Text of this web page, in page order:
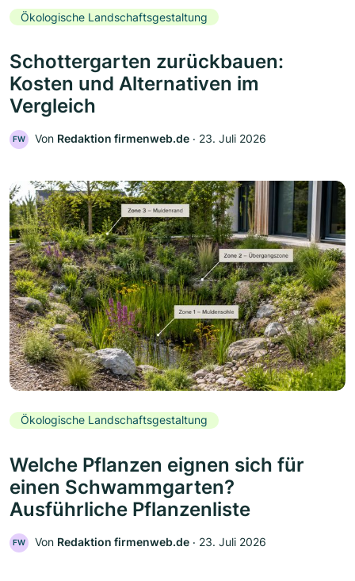
Ökologische Landschaftsgestaltung
Schottergarten zurückbauen:
Kosten und Alternativen im
Vergleich
FW Von Redaktion firmenweb.de ‧ 23. Juli 2026
Ökologische Landschaftsgestaltung
Welche Pflanzen eignen sich für
einen Schwammgarten?
Ausführliche Pflanzenliste
FW Von Redaktion firmenweb.de ‧ 23. Juli 2026